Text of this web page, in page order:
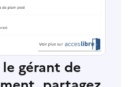
gérant de